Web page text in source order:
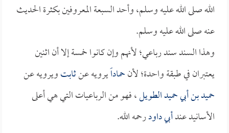
الله صلى الله عليه وسلم، وأحد السبعة المعروفين بكثرة الحديث
عنه صلى الله عليه وسلم.
وهذا السند سند رباعي؛ لأنهم وإن كانوا خمسة إلا أن اثنين
يعتبران في طبقة واحدة؛ لأنحماداًيرويه عنثابتويرويه عن
حميد بن أبي حميد الطويل، فهو من الرباعيات التي هي أعلى
الأسانيد عندأبي داودرحمه الله.